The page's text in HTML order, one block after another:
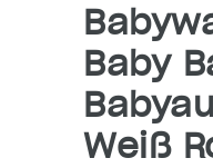
Baby
Weiß